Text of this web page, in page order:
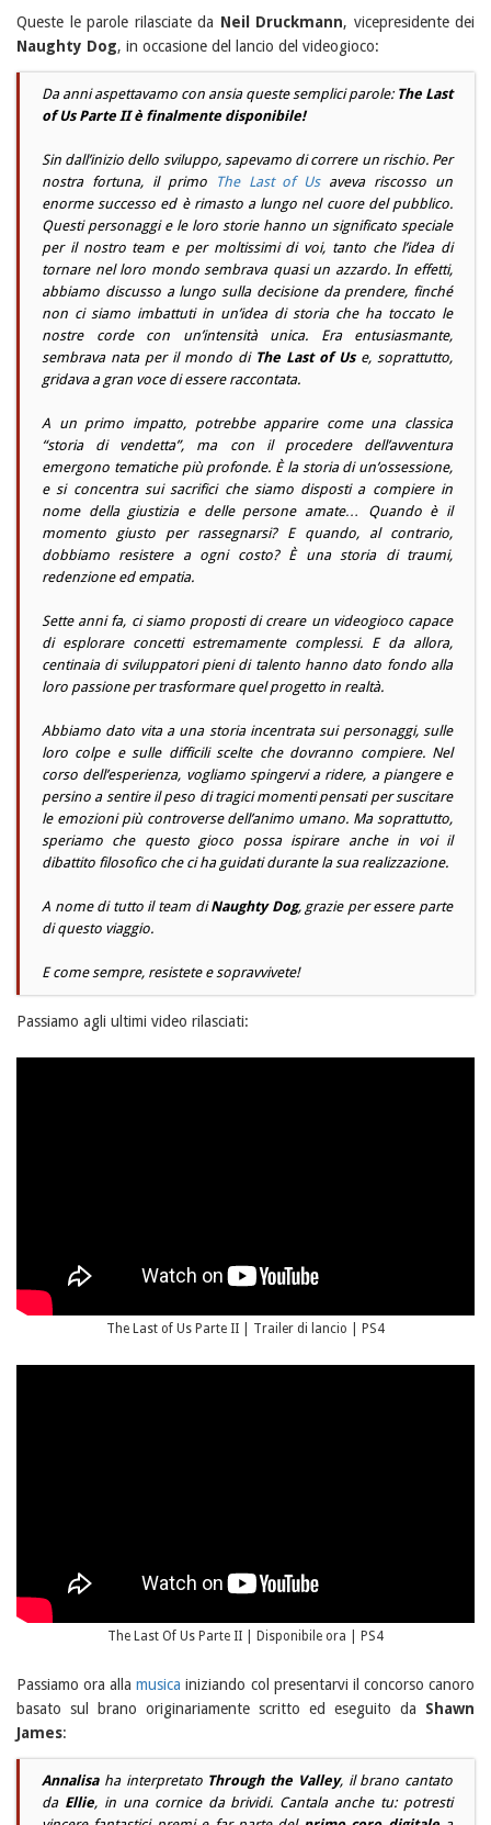
Queste le parole rilasciate da Neil Druckmann, vicepresidente dei
Naughty Dog, in occasione del lancio del videogioco:
Da anni aspettavamo con ansia queste semplici parole: The Last
of Us Parte IIè finalmente disponibile!
Sin dall’inizio dello sviluppo, sapevamo di correre un rischio. Per
nostra fortuna, il primo
The Last of Usaveva riscosso un
enorme successo ed è rimasto a lungo nel cuore del pubblico.
Questi personaggi e le loro storie hanno un significato speciale
per il nostro team e per moltissimi di voi, tanto che l’idea di
tornare nel loro mondo sembrava quasi un azzardo. In effetti,
abbiamo discusso a lungo sulla decisione da prendere, finché
non ci siamo imbattuti in un’idea di storia che ha toccato le
nostre corde con un’intensità unica. Era entusiasmante,
sembrava nata per il mondo di The Last of Use, soprattutto,
gridava a gran voce di essere raccontata.
A un primo impatto, potrebbe apparire come una classica
“storia di vendetta”, ma con il procedere dell’avventura
emergono tematiche più profonde. È la storia di un’ossessione,
e si concentra sui sacrifici che siamo disposti a compiere in
nome della giustizia e delle persone amate… Quando è il
momento giusto per rassegnarsi? E quando, al contrario,
dobbiamo resistere a ogni costo? È una storia di traumi,
redenzione ed empatia.
Sette anni fa, ci siamo proposti di creare un videogioco capace
di esplorare concetti estremamente complessi. E da allora,
centinaia di sviluppatori pieni di talento hanno dato fondo alla
loro passione per trasformare quel progetto in realtà.
Abbiamo dato vita a una storia incentrata sui personaggi, sulle
loro colpe e sulle difficili scelte che dovranno compiere. Nel
corso dell’esperienza, vogliamo spingervi a ridere, a piangere e
persino a sentire il peso di tragici momenti pensati per suscitare
le emozioni più controverse dell’animo umano. Ma soprattutto,
speriamo che questo gioco possa ispirare anche in voi il
dibattito filosofico che ci ha guidati durante la sua realizzazione.
A nome di tutto il teamdiNaughty Dog, grazie per essere parte
di questo viaggio.
E come sempre, resistete e sopravvivete!
Passiamo agli ultimi video rilasciati:
The Last of Us Parte II | Trailer di lancio | PS4
The Last Of Us Parte II | Disponibile ora | PS4
Passiamo ora allamusica iniziando col presentarvi il concorso canoro
basato sul brano originariamente scritto ed eseguito da Shawn
James:
Annalisaha interpretato Through the Valley, il brano cantato
da Ellie, in una cornice da brividi. Cantala anche tu: potresti